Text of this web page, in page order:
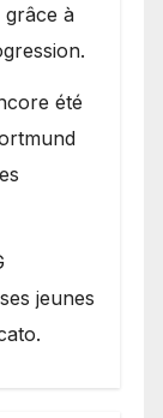
grâce à
été
jeunes